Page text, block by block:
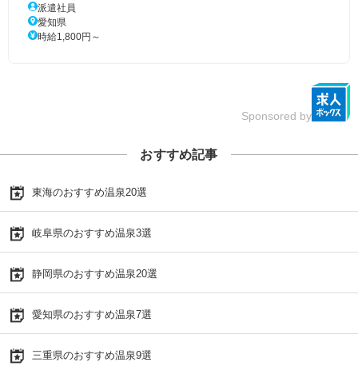
派遣社員
愛知県
時給1,800円～
Sponsored by
おすすめ記事
東海のおすすめ温泉20選
岐阜県のおすすめ温泉3選
静岡県のおすすめ温泉20選
愛知県のおすすめ温泉7選
三重県のおすすめ温泉9選